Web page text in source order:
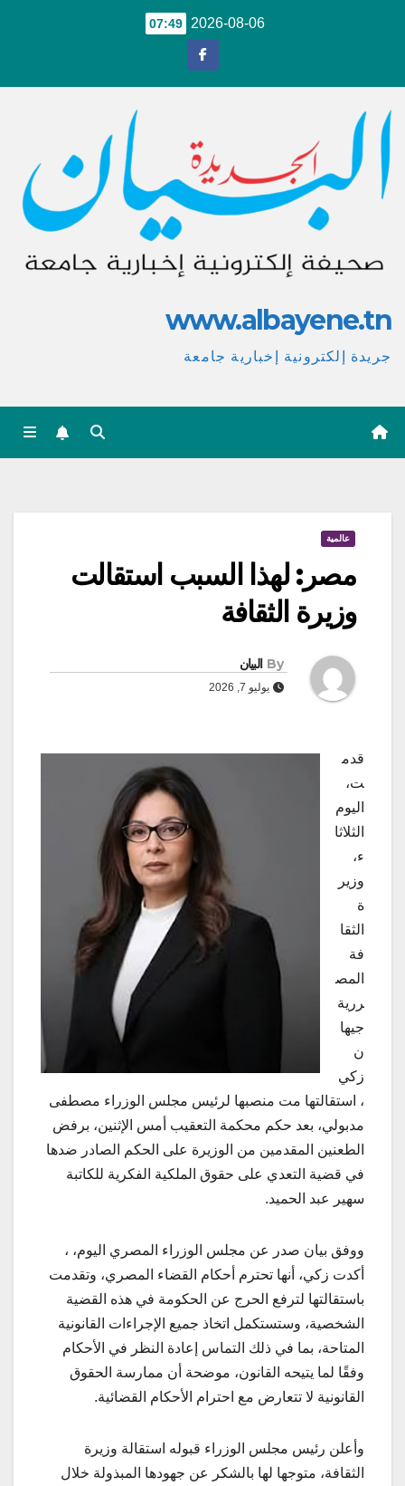
2026-08-06
07:49
www.albayene.tn
جريدة إلكترونية إخبارية جامعة
عالمية
مصر: لهذا السبب استقالت
وزيرة الثقافة
By البيان
يوليو 7, 2026
قدم
ت،
اليوم
الثلاثا
ء،
وزير
ة
الثقا
فة
المص
ررية
جيها
ن
زكي
، استقالتها مت منصبها لرئيس مجلس الوزراء مصطفى
مدبولي، بعد حكم محكمة التعقيب أمس الإثنين، برفض
الطعنين المقدمين من الوزيرة على الحكم الصادر ضدها
في قضية التعدي على حقوق الملكية الفكرية للكاتبة
سهير عبد الحميد.
ووفق بيان صدر عن مجلس الوزراء المصري اليوم، ،
أكدت زكي، أنها تحترم أحكام القضاء المصري، وتقدمت
باستقالتها لترفع الحرج عن الحكومة في هذه القضية
الشخصية، وستستكمل اتخاذ جميع الإجراءات القانونية
المتاحة، بما في ذلك التماس إعادة النظر في الأحكام
وفقًا لما يتيحه القانون، موضحة أن ممارسة الحقوق
القانونية لا تتعارض مع احترام الأحكام القضائية.
وأعلن رئيس مجلس الوزراء قبوله استقالة وزيرة
الثقافة، متوجها لها بالشكر عن جهودها المبذولة خلال